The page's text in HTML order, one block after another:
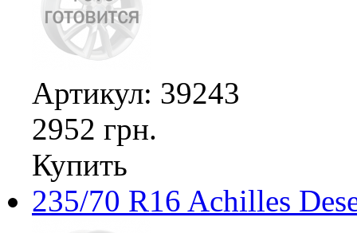
Артикул: 39243
2952 грн.
Купить
235/70 R16 Achilles